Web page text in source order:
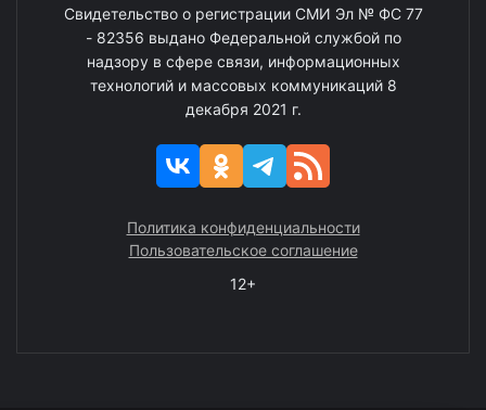
Свидетельство о регистрации СМИ Эл № ФС 77
- 82356 выдано Федеральной службой по
надзору в сфере связи, информационных
технологий и массовых коммуникаций 8
декабря 2021 г.
Политика конфиденциальности
Пользовательское соглашение
12+